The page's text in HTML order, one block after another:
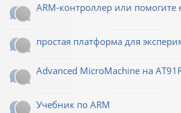
ARM-контроллер или
простая платформа для
Advanced MicroMachine на
Учебник по ARM